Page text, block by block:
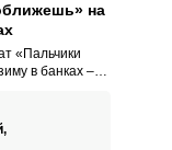
на
«Пальчики
в банках –
на заметку.
угощение